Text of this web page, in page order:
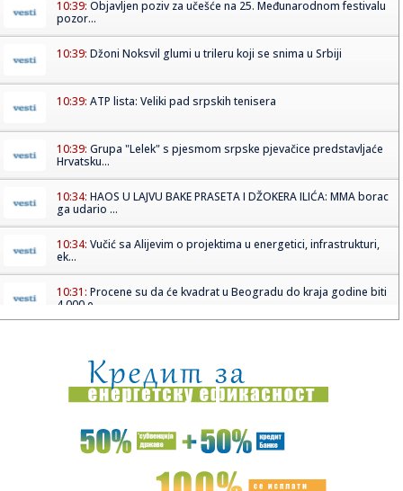
10:39: Objavljen poziv za učešće na 25. Međunarodnom festivalu
pozor...
10:39: Džoni Noksvil glumi u trileru koji se snima u Srbiji
10:39: ATP lista: Veliki pad srpskih tenisera
10:39: Grupa "Lelek" s pjesmom srpske pjevačice predstavljaće
Hrvatsku...
10:34: HAOS U LAJVU BAKE PRASETA I DŽOKERA ILIĆA: MMA borac
ga udario ...
10:34: Vučić sa Alijevim o projektima u energetici, infrastrukturi,
ek...
10:31: Procene su da će kvadrat u Beogradu do kraja godine biti
4.000 e...
10:29:Meteorolozi nakon snijega najavili promjenu: "Vrlo toplo za
ovo d...
10:29:Tužilaštvo KS: Izuzimaju se nadzorni snimci tramvajske
nesreće...
Snažna oluja pogodila Novi Zeland (VIDEO)